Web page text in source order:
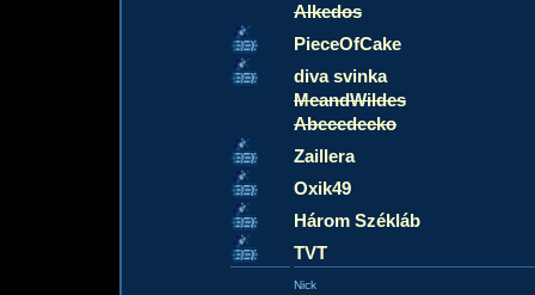
Alkedos
PieceOfCake
diva svinka
MeandWildes
Abecedecko
Zaillera
Oxik49
Három Székláb
TVT
Nick